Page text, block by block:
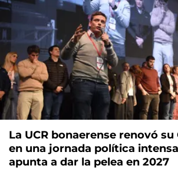
La UCR bonaerense renovó
en una jornada política
apunta a dar la pelea en 2027